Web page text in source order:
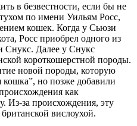
в безвестности, если бы не
по имени Уильям Росс,
кошек. Когда у Сьюзи
Росс приобрел одного из
Снукс. Далее у Снукс
короткошерстной породы.
новой породы, которую
кошка”, но позже добавили
как
Из-за происхождения, эту
вислоухой.